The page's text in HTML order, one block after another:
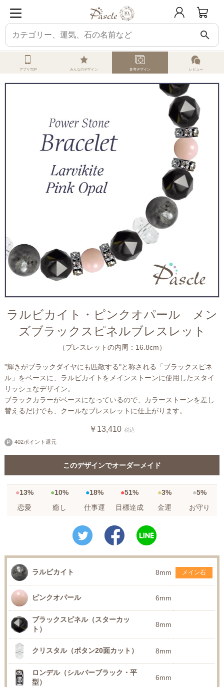
search
ホーム オーダーメイド 参考デザイン ラルビカイト ラルビカイト・ピ
アプリTOP みんなのデザイン 参考デザイン レビュー
ラルビカイト・ピンクオパール メン
ズブラックスピネルブレスレット
（ブレスレットの内周：16.8cm）
"輝きがブラックダイヤにも匹敵する"と称される「ブラックスピネ
ル」をベースに、ラルビカイトをメインストーンに使用したスタイ
リッシュなデザイン。
ブラックカラーがベースになっているので、カラーストーンを差し
替えるだけでも、クールなブレスレットに仕上がります。
￥13,410 税込
402ポイント還元
このデザインでオーダーメイド
13% 10% 18% 51% 3%
5%
恋愛
癒し 仕事運 目標達成 金運 お守り
ラルビカイト 8mm メイン石
ピンクオパール 6mm
ブラックスピネル（スターカッ
ト）
8mm
クリスタル（ボタン20面カット） 8mm
ロンデル（シルバーブラック・平
型）
6mm